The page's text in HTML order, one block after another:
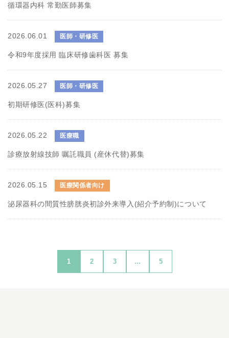
循環器内科 常勤医師募集
2026.06.01 医師・研修医
令和9年度採用 臨床研修歯科医 募集
2026.05.27 医師・研修医
初期研修医(医科)募集
2026.05.22 医療職
診療放射線技師 嘱託職員 (産休代替)募集
2026.05.15 医療関係者向け
泌尿器科の間質性膀胱炎初診外来導入(紹介予約制)について
1 2 3 ... 5